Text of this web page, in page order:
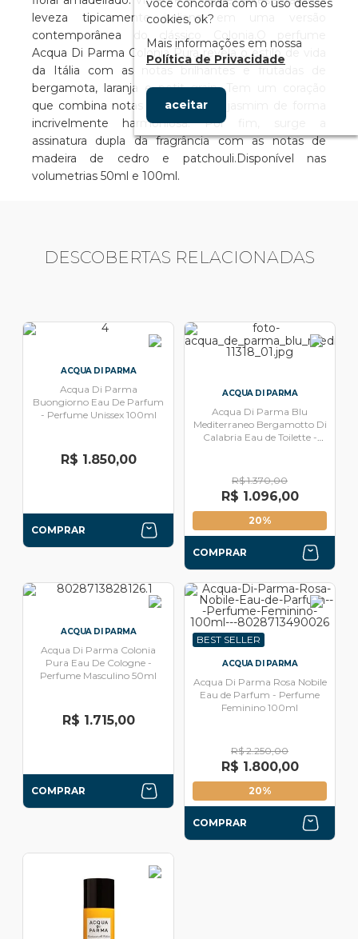
leveza tipicamente italiana em uma versão
contemporânea do clássico Colonia.O perfume
Acqua Di Parma Colonia Pura revela o estilo de vida
da Itália com as notas brilhantes e frutadas de
bergamota, laranja e petit grain. Tem um coração
que combina notas de coentro e jasmim de forma
incrivelmente harmoniosa. Por fim, surge a
assinatura dupla da fragrância com as notas de
madeira de cedro e patchouli.Disponível nas
volumetrias 50ml e 100ml.
DESCOBERTAS RELACIONADAS
ACQUA DI PARMA
Acqua Di Parma
Buongiorno Eau De Parfum
- Perfume Unissex 100ml
R$ 1.850,00
COMPRAR
ACQUA DI PARMA
Acqua Di Parma Blu
Mediterraneo Bergamotto Di
Calabria Eau de Toilette -
R$ 1.370,00
R$ 1.096,00
20%
COMPRAR
ACQUA DI PARMA
Acqua Di Parma Colonia
Pura Eau De Cologne -
Perfume Masculino 50ml
R$ 1.715,00
COMPRAR
BEST SELLER
ACQUA DI PARMA
Acqua Di Parma Rosa Nobile
Eau de Parfum - Perfume
Feminino 100ml
R$ 2.250,00
R$ 1.800,00
20%
COMPRAR
cookies, ok?
Mais informações em nossa
Política de Privacidade
aceitar